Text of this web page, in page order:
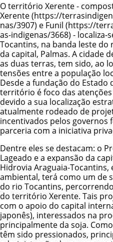
O território Xerente -
Xerente
e Funil
- localiza-
Tocantins, na banda leste
da capital, Palmas. A cidade
as duas terras, tem sido, ao
tensões entre a população
Desde a fundação do Estado
território é foco das
devido a sua localização
atualmente rodeado de
incentivados pelos governos
parceria com a iniciativa
Dentre eles se destacam: o
Lageado e a expansão da
Hidrovia Araguaia-
ambiental, terá como um de
do rio Tocantins,
do território Xerente. Tais
com o apoio do capital
japonês), interessados na
principalmente da soja.
têm sido pressionados,